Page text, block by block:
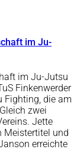
im Ju-
im Ju-Jutsu
Finkenwerder
Fighting, die am
zwei
Jette
Meistertitel und
erreichte